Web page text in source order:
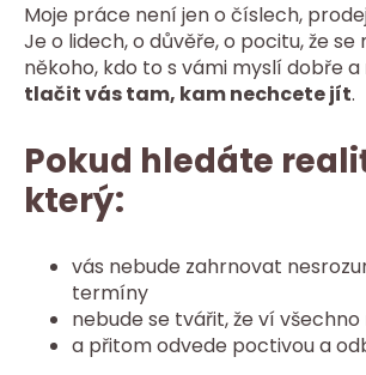
Moje práce není jen o číslech,
Je o lidech, o důvěře, o pocitu, že
někoho, kdo to s vámi myslí dobře a
tlačit vás tam, kam nechcete jít.
Pokud hledáte
který:
vás nebude zahrnovat
termíny
nebude se tvářit, že ví
a přitom odvede poctivou a